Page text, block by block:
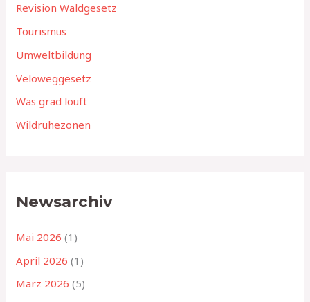
Revision Waldgesetz
Tourismus
Umweltbildung
Veloweggesetz
Was grad louft
Wildruhezonen
Newsarchiv
Mai 2026 (1)
April 2026 (1)
März 2026 (5)